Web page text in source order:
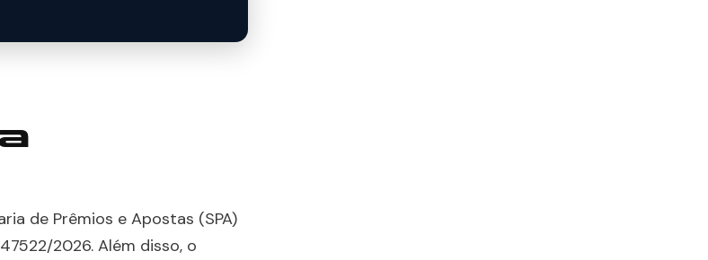
de Prêmios e Apostas (SPA)
2026. Além disso, o